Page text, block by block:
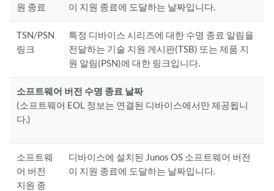
원 종료
이 지원 종료에 도달하는 날짜입니다.
TSN/PSN
링크
특정 디바이스 시리즈에 대한 수명 종료 알림을
전달하는 기술 지원 게시판(TSB) 또는 제품 지
원 알림(PSN)에 대한 링크입니다.
소프트웨어 버전 수명 종료 날짜
(소프트웨어 EOL 정보는 연결된 디바이스에서만 제공됩니
다.)
소프트웨
어 버전
지원 종
디바이스에 설치된 Junos OS 소프트웨어 버전
이 지원 종료에 도달하는 날짜입니다.